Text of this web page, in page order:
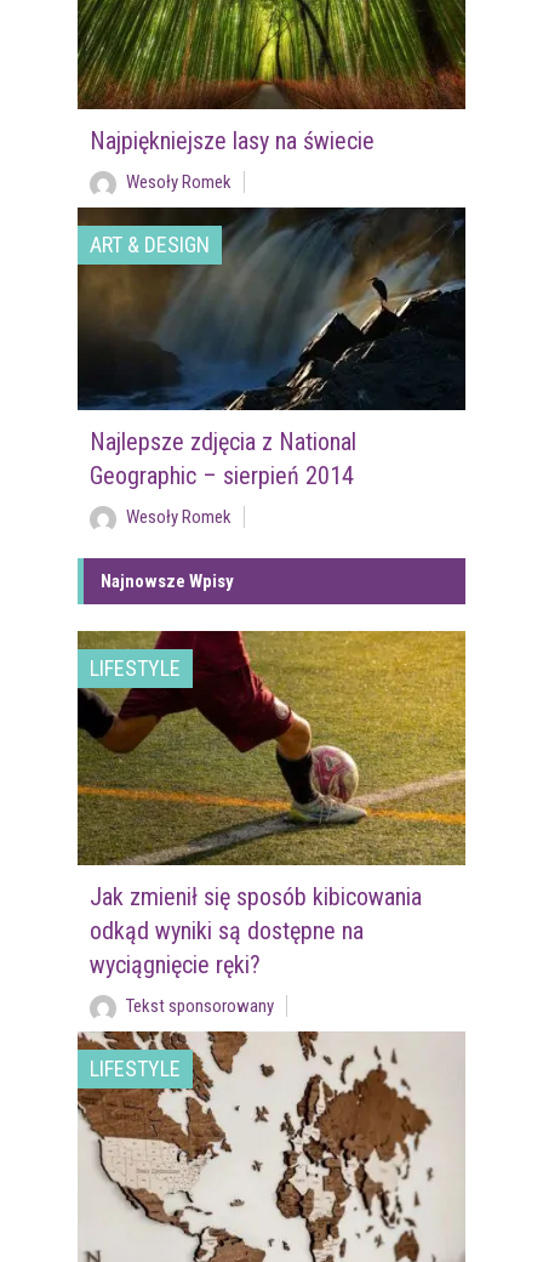
Najpiękniejsze lasy na świecie
Wesoły Romek
ART & DESIGN
Najlepsze zdjęcia z National
Geographic – sierpień 2014
Wesoły Romek
Najnowsze Wpisy
LIFESTYLE
Jak zmienił się sposób kibicowania
odkąd wyniki są dostępne na
wyciągnięcie ręki?
Tekst sponsorowany
LIFESTYLE